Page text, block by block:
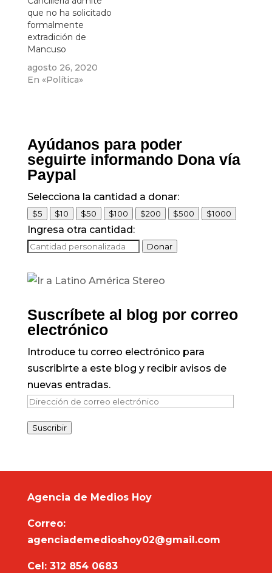
que no ha solicitado
formalmente
extradición de
Mancuso
agosto 26, 2020
En «Política»
Ayúdanos para poder
seguirte informando Dona vía
Paypal
Selecciona la cantidad a donar:
$5 $10 $50 $100 $200 $500 $1000
Ingresa otra cantidad:
Donar
Suscríbete al blog por correo
electrónico
Introduce tu correo electrónico para
suscribirte a este blog y recibir avisos de
nuevas entradas.
Dirección
correo
Suscribir
Agencia de Medios Hoy
Correo:
agenciademedioshoy02@gmail.com
Cel: 312 854 0683